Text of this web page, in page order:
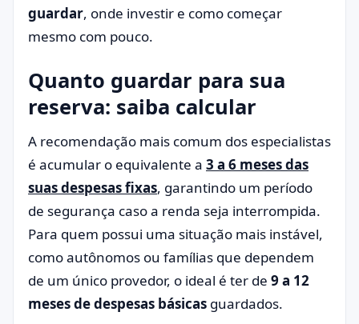
guardar, onde investir e como começar
mesmo com pouco.
Quanto guardar para sua
reserva: saiba calcular
A recomendação mais comum dos especialistas
é acumular o equivalente a 3 a 6 meses das
suas despesas fixas, garantindo um período
de segurança caso a renda seja interrompida.
Para quem possui uma situação mais instável,
como autônomos ou famílias que dependem
de um único provedor, o ideal é ter de 9 a 12
meses de despesas básicas guardados.